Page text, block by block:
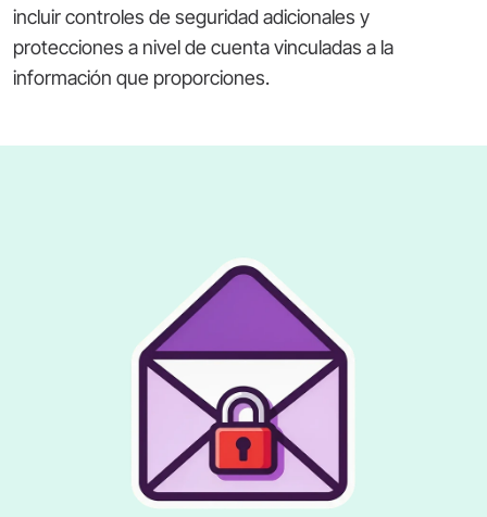
incluir controles de seguridad adicionales y
protecciones a nivel de cuenta vinculadas a la
información que proporciones.